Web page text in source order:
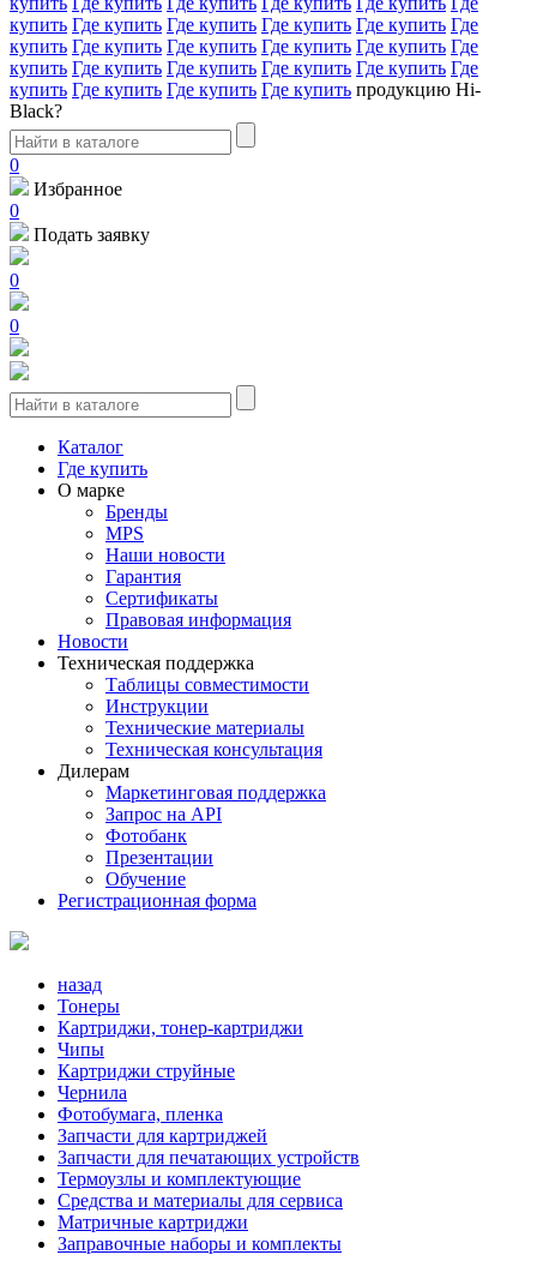
купить Где купить Где купить Где купить Где купить Где
купить Где купить Где купить Где купить Где купить Где
купить Где купить Где купить Где купить Где купить Где
купить Где купить Где купить Где купить продукцию Hi-
Black?
0
Избранное
0
Подать заявку
0
0
Каталог
Где купить
О марке
Бренды
MPS
Наши новости
Гарантия
Сертификаты
Правовая информация
Новости
Техническая поддержка
Таблицы совместимости
Инструкции
Технические материалы
Техническая консультация
Дилерам
Маркетинговая поддержка
Запрос на API
Фотобанк
Презентации
Обучение
Регистрационная форма
назад
Тонеры
Картриджи, тонер-картриджи
Чипы
Картриджи струйные
Чернила
Фотобумага, пленка
Запчасти для картриджей
Запчасти для печатающих устройств
Термоузлы и комплектующие
Средства и материалы для сервиса
Матричные картриджи
Заправочные наборы и комплекты